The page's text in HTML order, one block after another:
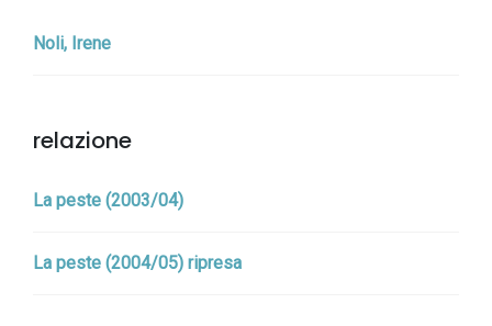
Noli, Irene
relazione
La peste (2003/04)
La peste (2004/05) ripresa